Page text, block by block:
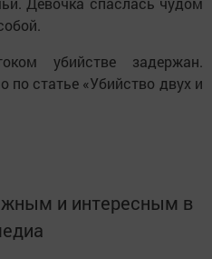
убийстве задержан.
по статье «Убийство двух и
и интересным в